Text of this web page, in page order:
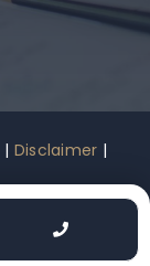
| Disclaimer |
website